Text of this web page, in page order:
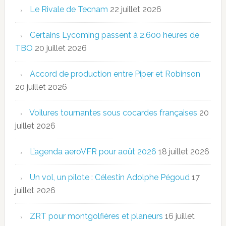
Le Rivale de Tecnam 22 juillet 2026
Certains Lycoming passent à 2.600 heures de
TBO 20 juillet 2026
Accord de production entre Piper et Robinson
20 juillet 2026
Voilures tournantes sous cocardes françaises 20
juillet 2026
L’agenda aeroVFR pour août 2026 18 juillet 2026
Un vol, un pilote : Célestin Adolphe Pégoud 17
juillet 2026
ZRT pour montgolfières et planeurs 16 juillet